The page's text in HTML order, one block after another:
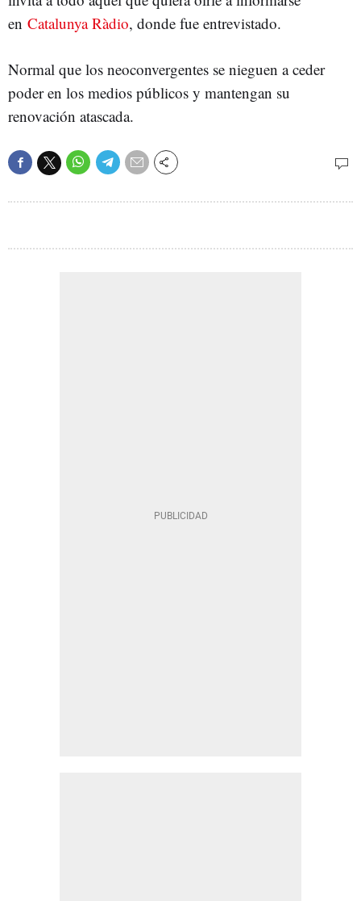
en Catalunya Ràdio, donde fue entrevistado.
Normal que los neoconvergentes se nieguen a ceder
poder en los medios públicos y mantengan su
renovación atascada.